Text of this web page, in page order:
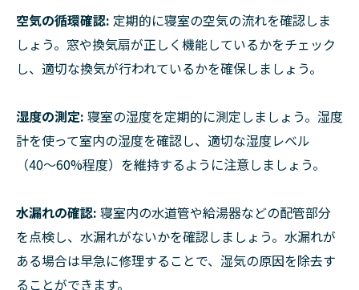
空気の循環確認: 定期的に寝室の空気の流れを確認しま
しょう。窓や換気扇が正しく機能しているかをチェック
し、適切な換気が行われているかを確保しましょう。
湿度の測定: 寝室の湿度を定期的に測定しましょう。湿度
計を使って室内の湿度を確認し、適切な湿度レベル
（40〜60%程度）を維持するように注意しましょう。
水漏れの確認: 寝室内の水道管や給湯器などの配管部分
を点検し、水漏れがないかを確認しましょう。水漏れが
ある場合は早急に修理することで、湿気の原因を除去す
ることができます。